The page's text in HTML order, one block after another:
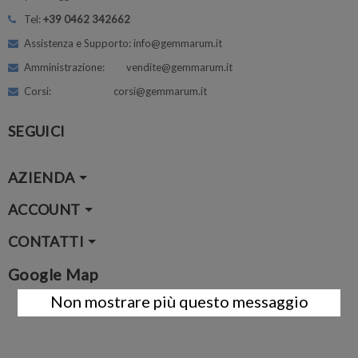
Tel:+39 0462 342662
Assistenza e Supporto: info@gemmarum.it
Amministrazione: vendite@gemmarum.it
Corsi: corsi@gemmarum.it
SEGUICI
AZIENDA
ACCOUNT
CONTATTI
Google Map
Non mostrare più questo messaggio